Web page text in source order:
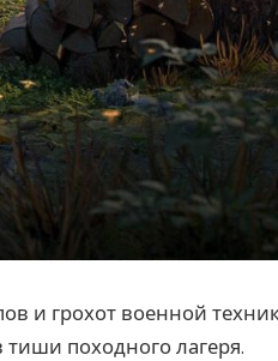
и грохот военной
тиши походного лагеря.